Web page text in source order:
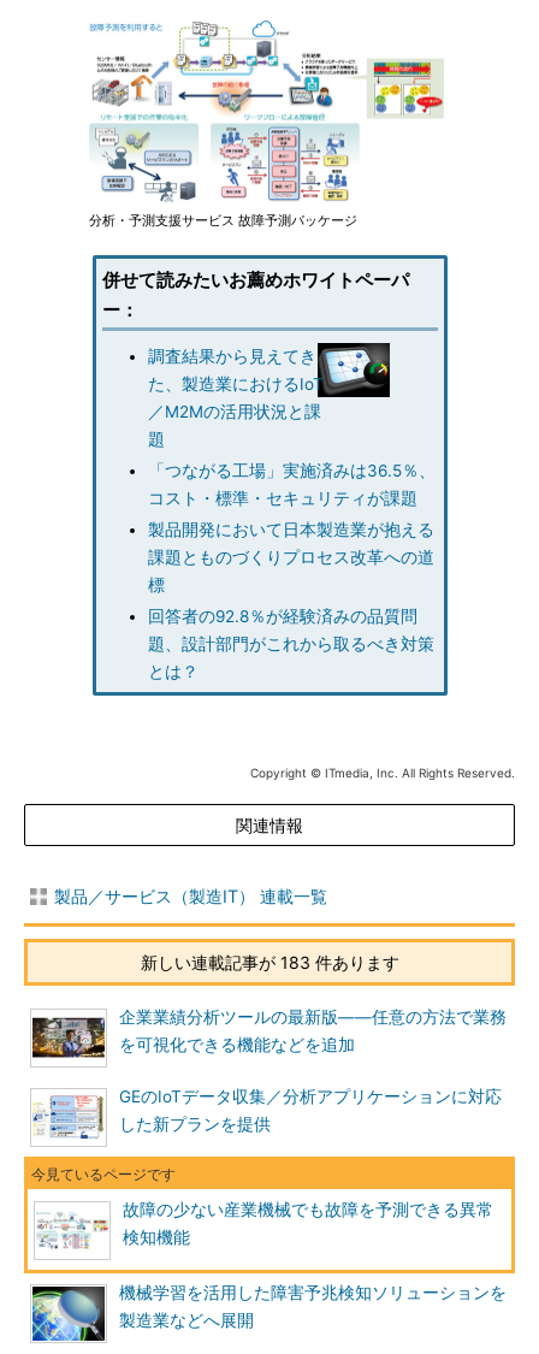
分析・予測支援サービス 故障予測パッケージ
併せて読みたいお薦めホワイトペーパ
ー：
調査結果から見えてき
た、製造業におけるIoT
／M2Mの活用状況と課
題
「つながる工場」実施済みは36.5％、
コスト・標準・セキュリティが課題
製品開発において日本製造業が抱える
課題とものづくりプロセス改革への道
標
回答者の92.8％が経験済みの品質問
題、設計部門がこれから取るべき対策
とは？
Copyright © ITmedia, Inc. All Rights Reserved.
関連情報
製品／サービス（製造IT） 連載一覧
新しい連載記事が 183 件あります
企業業績分析ツールの最新版――任意の方法で業務
を可視化できる機能などを追加
GEのIoTデータ収集／分析アプリケーションに対応
した新プランを提供
故障の少ない産業機械でも故障を予測できる異常
検知機能
機械学習を活用した障害予兆検知ソリューションを
製造業などへ展開